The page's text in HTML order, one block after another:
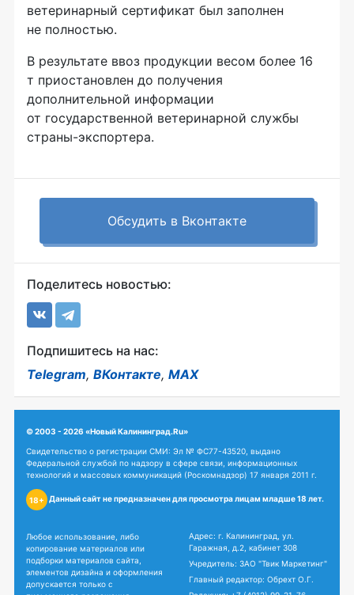
ветеринарный сертификат был заполнен
не полностью.
В результате ввоз продукции весом более 16
т приостановлен до получения
дополнительной информации
от государственной ветеринарной службы
страны-экспортера.
Обсудить в Вконтакте
Поделитесь новостью:
Подпишитесь на нас:
Telegram, ВКонтакте, MAX
© 2003 - 2026 «Новый Калининград.Ru»
Свидетельство о регистрации СМИ: Эл № ФС77-43520, выдано
Федеральной службой по надзору в сфере связи, информационных
технологий и массовых коммуникаций (Роскомнадзор) 17 января 2011 г.
18+ Данный сайт не предназначен для просмотра лицам младше 18 лет.
Любое использование, либо
копирование материалов или
подборки материалов сайта,
элементов дизайна и оформления
допускается только с
Адрес: г. Калининград, ул.
Гаражная, д.2, кабинет 308
Учредитель: ЗАО "Твик Маркетинг"
Главный редактор: Обрехт О.Г.